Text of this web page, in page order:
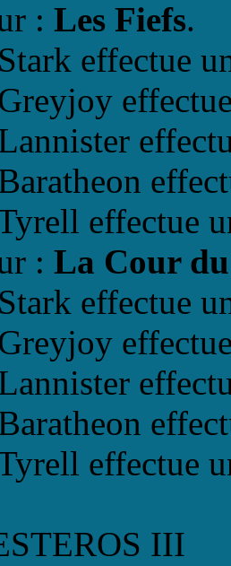
: Les Fiefs.
effectue
effectue
: La Cour
effectue
effectue
III